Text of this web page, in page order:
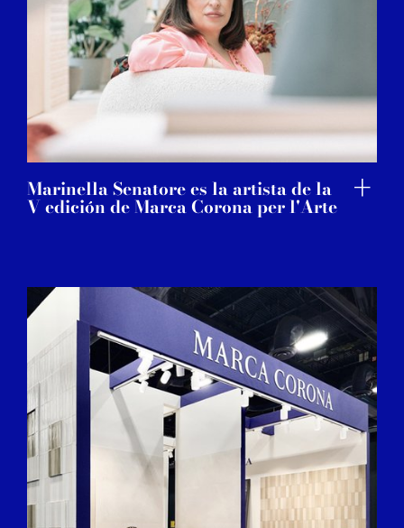
Marinella Senatore es la artista de la
V edición de Marca Corona per l'Arte